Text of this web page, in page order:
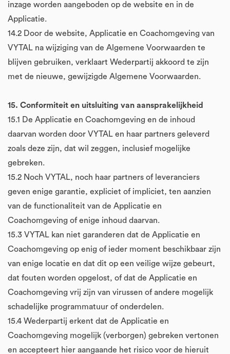
inzage worden aangeboden op de website en in de
Applicatie.
14.2 Door de website, Applicatie en Coachomgeving van
VYTAL na wijziging van de Algemene Voorwaarden te
blijven gebruiken, verklaart Wederpartij akkoord te zijn
met de nieuwe, gewijzigde Algemene Voorwaarden.
15. Conformiteit en uitsluiting van aansprakelijkheid
15.1 De Applicatie en Coachomgeving en de inhoud
daarvan worden door VYTAL en haar partners geleverd
zoals deze zijn, dat wil zeggen, inclusief mogelijke
gebreken.
15.2 Noch VYTAL, noch haar partners of leveranciers
geven enige garantie, expliciet of impliciet, ten aanzien
van de functionaliteit van de Applicatie en
Coachomgeving of enige inhoud daarvan.
15.3 VYTAL kan niet garanderen dat de Applicatie en
Coachomgeving op enig of ieder moment beschikbaar zijn
van enige locatie en dat dit op een veilige wijze gebeurt,
dat fouten worden opgelost, of dat de Applicatie en
Coachomgeving vrij zijn van virussen of andere mogelijk
schadelijke programmatuur of onderdelen.
15.4 Wederpartij erkent dat de Applicatie en
Coachomgeving mogelijk (verborgen) gebreken vertonen
en accepteert hier aangaande het risico voor de hieruit